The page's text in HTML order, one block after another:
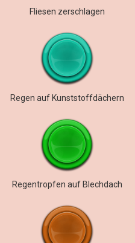
Fliesen zerschlagen
Regen auf Kunststoffdächern
Regentropfen auf Blechdach